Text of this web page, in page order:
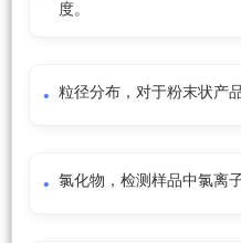
度。
粒径分布，对于粉末状产
氯化物，检测样品中氯离